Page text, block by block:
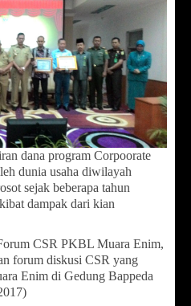
dana program Corpoorate
dunia usaha diwilayah
sejak beberapa tahun
dampak dari kian
CSR PKBL Muara Enim,
forum diskusi CSR yang
Enim di Gedung Bappeda